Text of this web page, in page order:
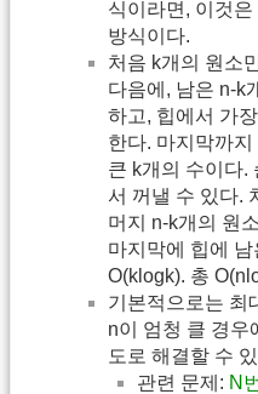
식이라면, 이것
방식이다.
처음 k개의 원소
다음에, 남은 n-k
하고, 힙에서 가
한다. 마지막까
큰 k개의 수이다.
서 꺼낼 수 있다.
머지 n-k개의 원
마지막에 힙에
O(klogk). 총
기본적으로는 최
n이 엄청 클 경우
도로 해결할 수
관련 문제: N